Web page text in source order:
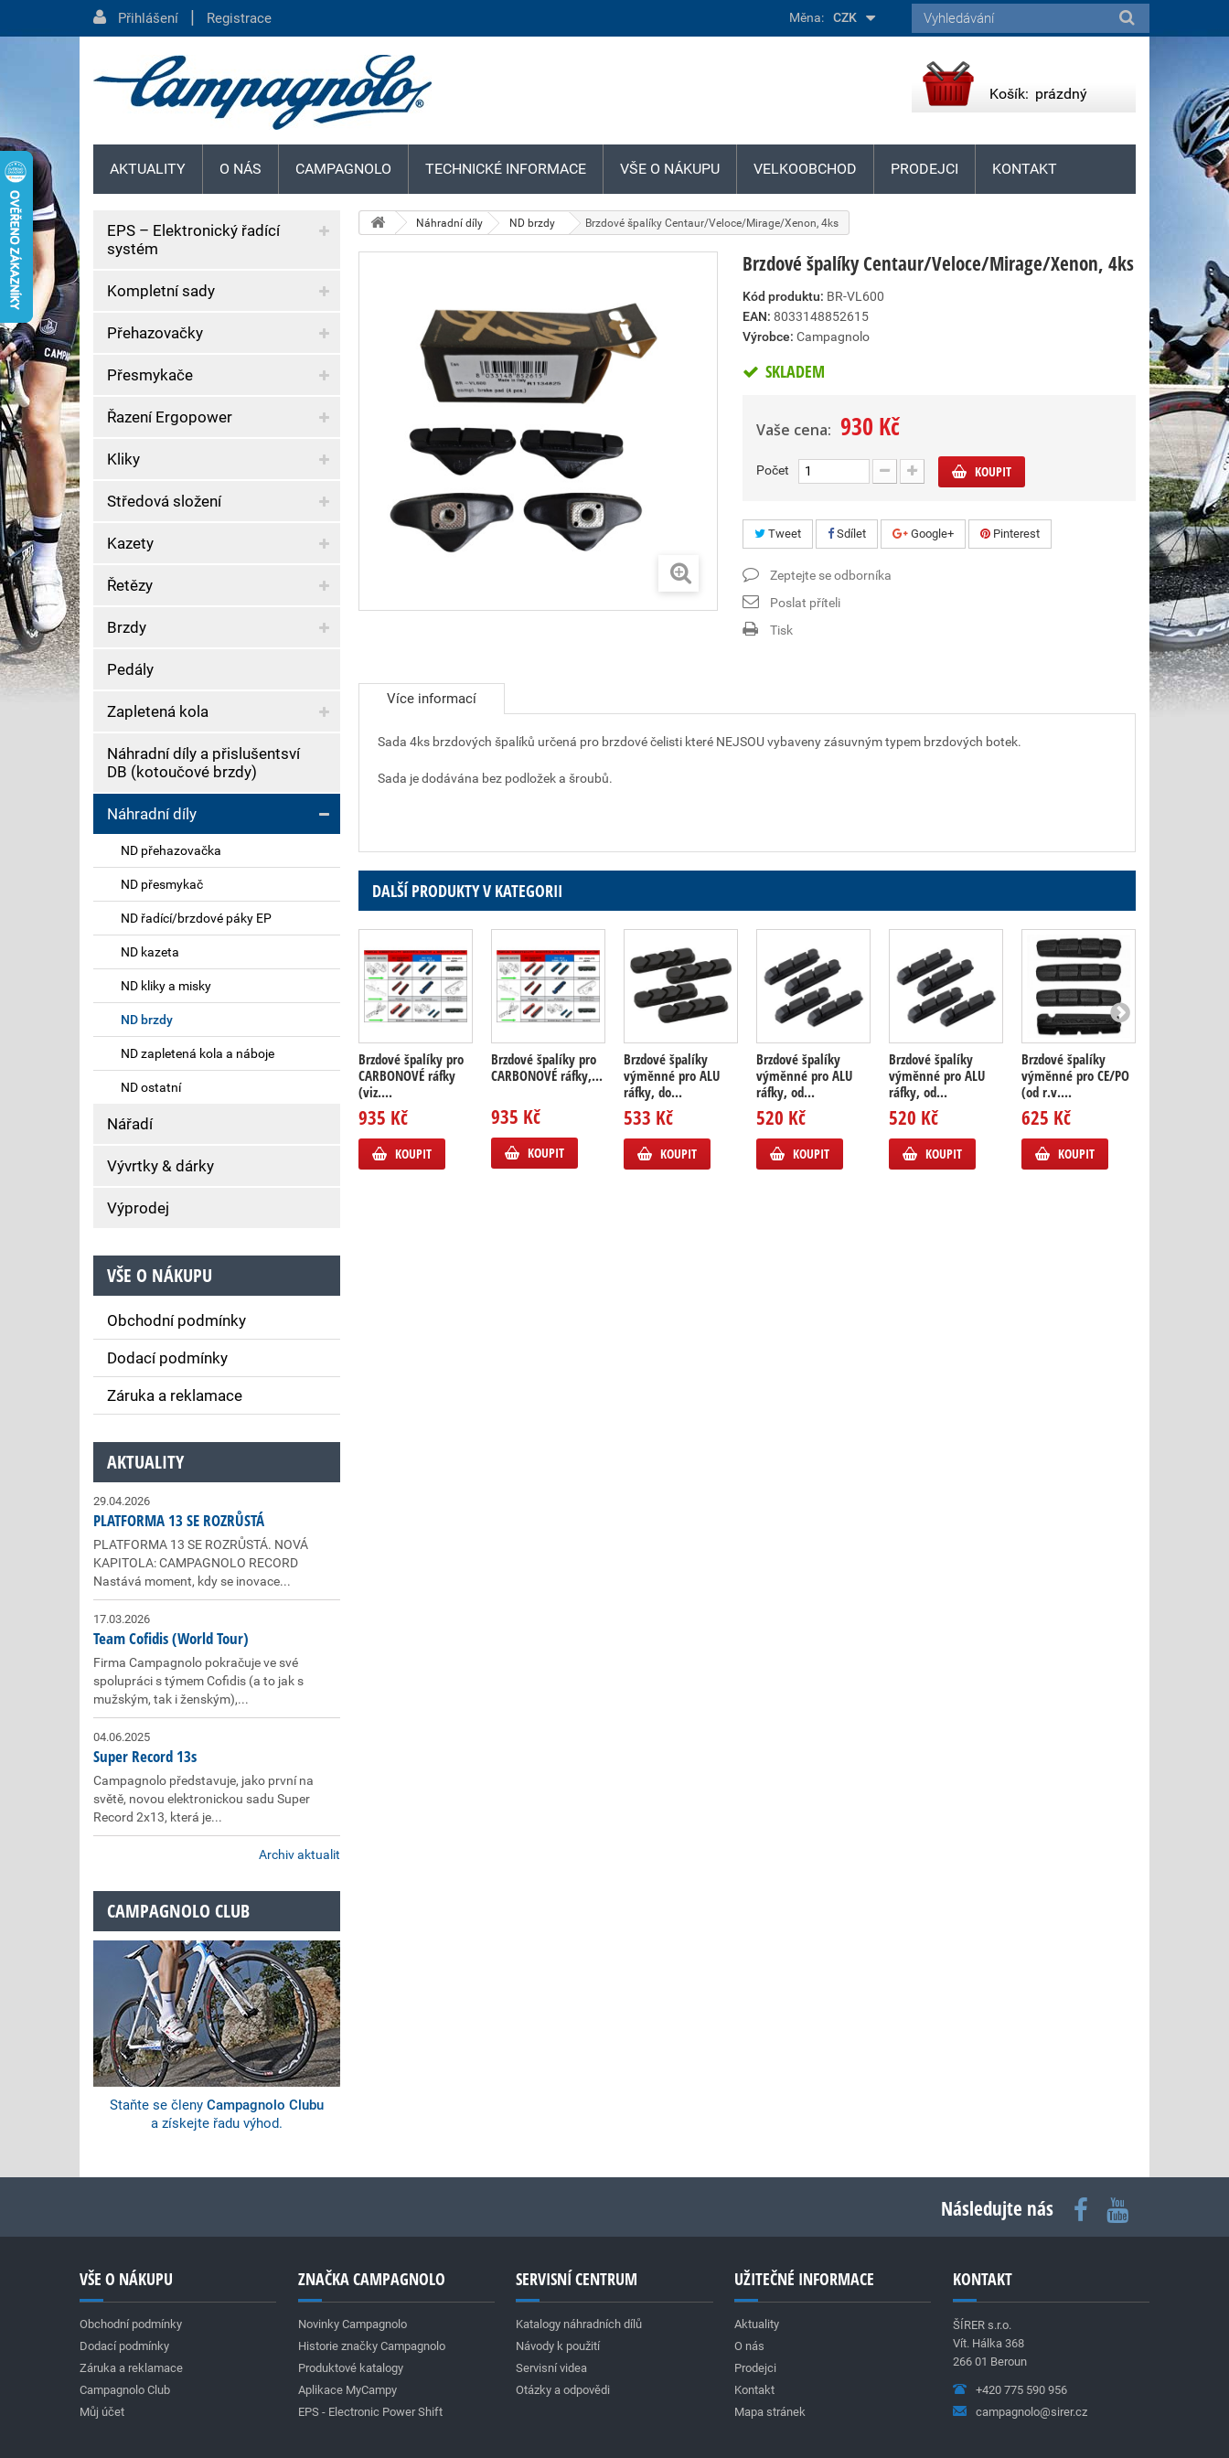
Náhradní díly ND brzdy Brzdové špalíky Centaur/Veloce/Mirage/Xenon, 4ks
Brzdové špalíky Centaur/Veloce/Mirage/Xenon, 4ks
Kód produktu: BR-VL600
EAN: 8033148852615
Výrobce: Campagnolo
SKLADEM
Vaše cena: 930 Kč
Počet KOUPIT
Tweet Sdílet Google+ Pinterest
Zeptejte se odborníka
Poslat příteli
Tisk
Více informací
Sada 4ks brzdových špalíků určená pro brzdové čelisti které NEJSOU vybaveny zásuvným typem brzdových botek.
Sada je dodávána bez podložek a šroubů.
DALŠÍ PRODUKTY V KATEGORII
Brzdové špalíky pro
CARBONOVÉ ráfky
(viz....
935 Kč
KOUPIT
Brzdové špalíky pro
CARBONOVÉ ráfky,...
935 Kč
KOUPIT
Brzdové špalíky
výměnné pro ALU
ráfky, do...
533 Kč
KOUPIT
Brzdové špalíky
výměnné pro ALU
ráfky, od...
520 Kč
KOUPIT
Brzdové špalíky
výměnné pro ALU
ráfky, od...
520 Kč
KOUPIT
Brzdové špalíky
výměnné pro CE/PO
(od r.v....
625 Kč
KOUPIT
EPS – Elektronický řadící
systém
Kompletní sady
Přehazovačky
Přesmykače
Řazení Ergopower
Kliky
Středová složení
Kazety
Řetězy
Brzdy
Pedály
Zapletená kola
Náhradní díly a přislušentsví
DB (kotoučové brzdy)
Náhradní díly
ND přehazovačka
ND přesmykač
ND řadící/brzdové páky EP
ND kazeta
ND kliky a misky
ND brzdy
ND zapletená kola a náboje
ND ostatní
Nářadí
Vývrtky & dárky
Výprodej
VŠE O NÁKUPU
Obchodní podmínky
Dodací podmínky
Záruka a reklamace
AKTUALITY
29.04.2026
PLATFORMA 13 SE ROZRŮSTÁ
PLATFORMA 13 SE ROZRŮSTÁ. NOVÁ
KAPITOLA: CAMPAGNOLO RECORD
Nastává moment, kdy se inovace...
17.03.2026
Team Cofidis (World Tour)
Firma Campagnolo pokračuje ve své
spolupráci s týmem Cofidis (a to jak s
mužským, tak i ženským),...
04.06.2025
Super Record 13s
Campagnolo představuje, jako první na
světě, novou elektronickou sadu Super
Record 2x13, která je...
Archiv aktualit
CAMPAGNOLO CLUB
Staňte se členy Campagnolo Clubu
a získejte řadu výhod.
Přihlášení | Registrace Měna: CZK
Košík: prázdný
AKTUALITY O NÁS CAMPAGNOLO TECHNICKÉ INFORMACE VŠE O NÁKUPU VELKOOBCHOD PRODEJCI KONTAKT
Následujte nás
VŠE O NÁKUPU
Obchodní podmínky
Dodací podmínky
Záruka a reklamace
Campagnolo Club
Můj účet
ZNAČKA CAMPAGNOLO
Novinky Campagnolo
Historie značky Campagnolo
Produktové katalogy
Aplikace MyCampy
EPS - Electronic Power Shift
SERVISNÍ CENTRUM
Katalogy náhradních dílů
Návody k použití
Servisní videa
Otázky a odpovědi
UŽITEČNÉ INFORMACE
Aktuality
O nás
Prodejci
Kontakt
Mapa stránek
KONTAKT
ŠÍRER s.r.o.
Vít. Hálka 368
266 01 Beroun
+420 775 590 956
campagnolo@sirer.cz